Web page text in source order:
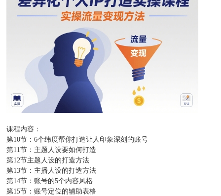
课程内容：
第10节：6个纬度帮你打造让人印象深刻的账号
第11节：主题人设要如何打造
第12节主题人设的打造方法
第13节：主播人设的打造方法
第14节：账号的5个内容风格
第15节：账号定位的辅助表格